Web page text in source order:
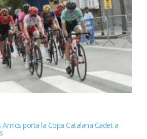
porta la Copa Catalana Cadet a